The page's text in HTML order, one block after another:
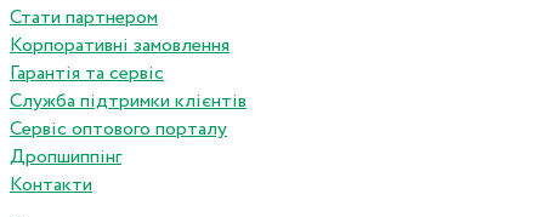
Стати партнером
Корпоративні замовлення
Гарантія та сервіс
Служба підтримки клієнтів
Сервіс оптового порталу
Дропшиппінг
Контакти